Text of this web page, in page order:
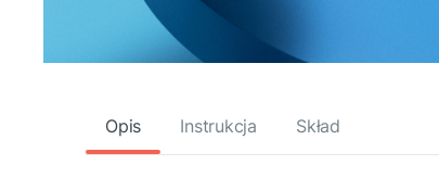
Opis Instrukcja Skład